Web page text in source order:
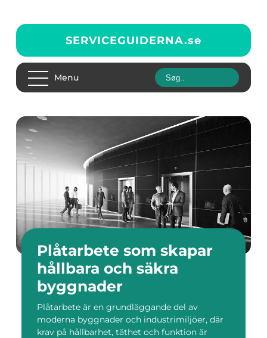
SERVICEGUIDERNA.se
Menu
Plåtarbete som skapar
hållbara och säkra
byggnader
Plåtarbete är en grundläggande del av
moderna byggnader och industrimiljöer, där
krav på hållbarhet, täthet och funktion är